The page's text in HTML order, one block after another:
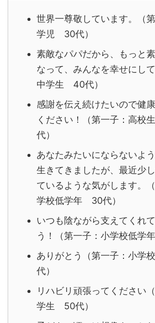
世界一尊敬しています。（
学児 30代）
素敵なパパだから、もっと
なって、みんなを幸せにして
中学生 40代）
感謝を伝え続けたいので健
ください！（第一子：高
代）
あなたみたいにならないよ
生きてきましたが、最近少
ているような気がします。
学校低学年 30代）
いつも陰ながら支えてくれ
う！（第一子：小学校低学
ありがとう（第一子：小学
代）
リハビリ頑張ってください
学生 50代）